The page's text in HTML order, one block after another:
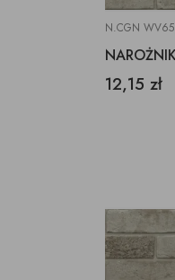
N.CGN WV65
12,15 zł